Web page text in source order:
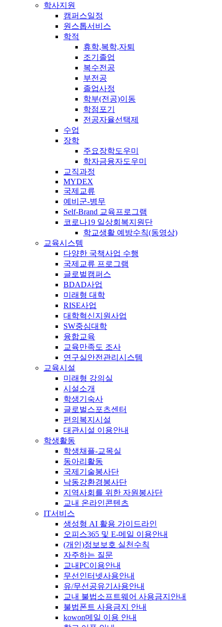
학사지원
캠퍼스일정
원스톱서비스
학적
휴학,복학,자퇴
조기졸업
복수전공
부전공
졸업사정
학부(전공)이동
학점포기
전공자율선택제
수업
장학
주요장학도우미
학자금융자도우미
교직과정
MYDEX
국제교류
예비군-병무
Self-Brand 교육프로그램
코로나19 일상회복지원단
학교생활 예방수칙(동영상)
교육시스템
다양한 국책사업 수행
국제교류 프로그램
글로벌캠퍼스
BDAD사업
미래형 대학
RISE사업
대학혁신지원사업
SW중심대학
융합교육
교육만족도 조사
연구실안전관리시스템
교육시설
미래형 강의실
시설소개
학생기숙사
글로벌스포츠센터
편의복지시설
대관시설 이용안내
학생활동
학생채플-교목실
동아리활동
국제기술봉사단
낙동강환경봉사단
지역사회를 위한 자원봉사단
교내 온라인콘텐츠
IT서비스
생성형 AI 활용 가이드라인
오피스365 및 E-메일 이용안내
(개인)정보보호 실천수칙
자주하는 질문
교내PC이용안내
무선인터넷사용안내
유/무선공유기사용안내
교내 불법소프트웨어 사용금지안내
불법폰트 사용금지 안내
kowon메일 이용 안내